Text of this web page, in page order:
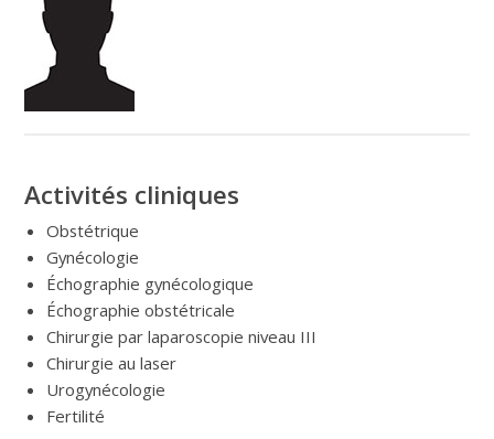
Activités cliniques
Obstétrique
Gynécologie
Échographie gynécologique
Échographie obstétricale
Chirurgie par laparoscopie niveau III
Chirurgie au laser
Urogynécologie
Fertilité